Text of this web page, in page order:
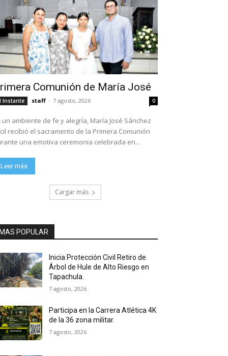
Comunión de María José
Instante staff - 7 agosto, 2026 0
un ambiente de fe y alegría, María José Sánchez
recibió el sacramento de la Primera Comunión
una emotiva ceremonia celebrada en...
Leer más
Cargar más
MAS POPULAR
Inicia Protección Civil Retiro de
Árbol de Hule de Alto Riesgo en
Tapachula.
7 agosto, 2026
Participa en la Carrera Atlética 4K
de la 36 zona militar.
7 agosto, 2026